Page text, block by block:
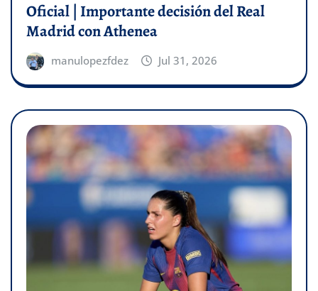
Oficial | Importante decisión del Real
Madrid con Athenea
manulopezfdez Jul 31, 2026